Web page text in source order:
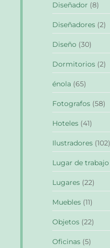
Diseñador (8)
Diseñadores (2)
Diseño (30)
Dormitorios (2)
énola (65)
Fotografos (58)
Hoteles (41)
Ilustradores (102)
Lugar de trabajo
Lugares (22)
Muebles (11)
Objetos (22)
Oficinas (5)